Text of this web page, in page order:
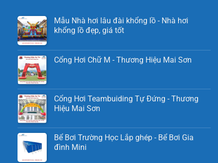
Mẫu Nhà hơi lâu đài khổng lồ - Nhà hơi
khổng lồ đẹp, giá tốt
Cổng Hơi Chữ M - Thương Hiệu Mai Sơn
Cổng Hơi Teambuiding Tự Đứng - Thương
Hiệu Mai Sơn
Bể Bơi Trường Học Lắp ghép - Bể Bơi Gia
đình Mini